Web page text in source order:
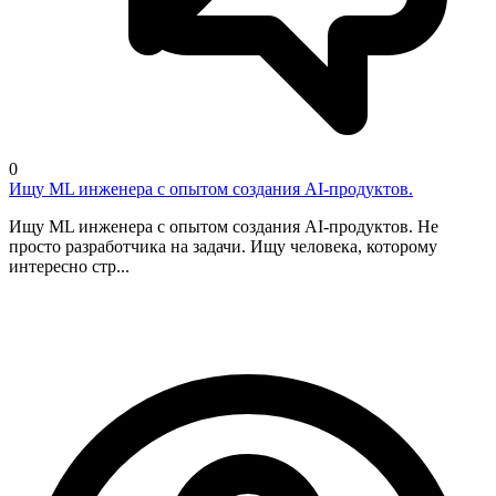
0
Ищу ML инженера с опытом создания AI-продуктов.
Ищу ML инженера с опытом создания AI-продуктов. Не
просто разработчика на задачи. Ищу человека, которому
интересно стр...